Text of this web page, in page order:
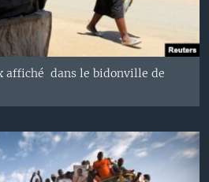
affiché dans le bidonville de